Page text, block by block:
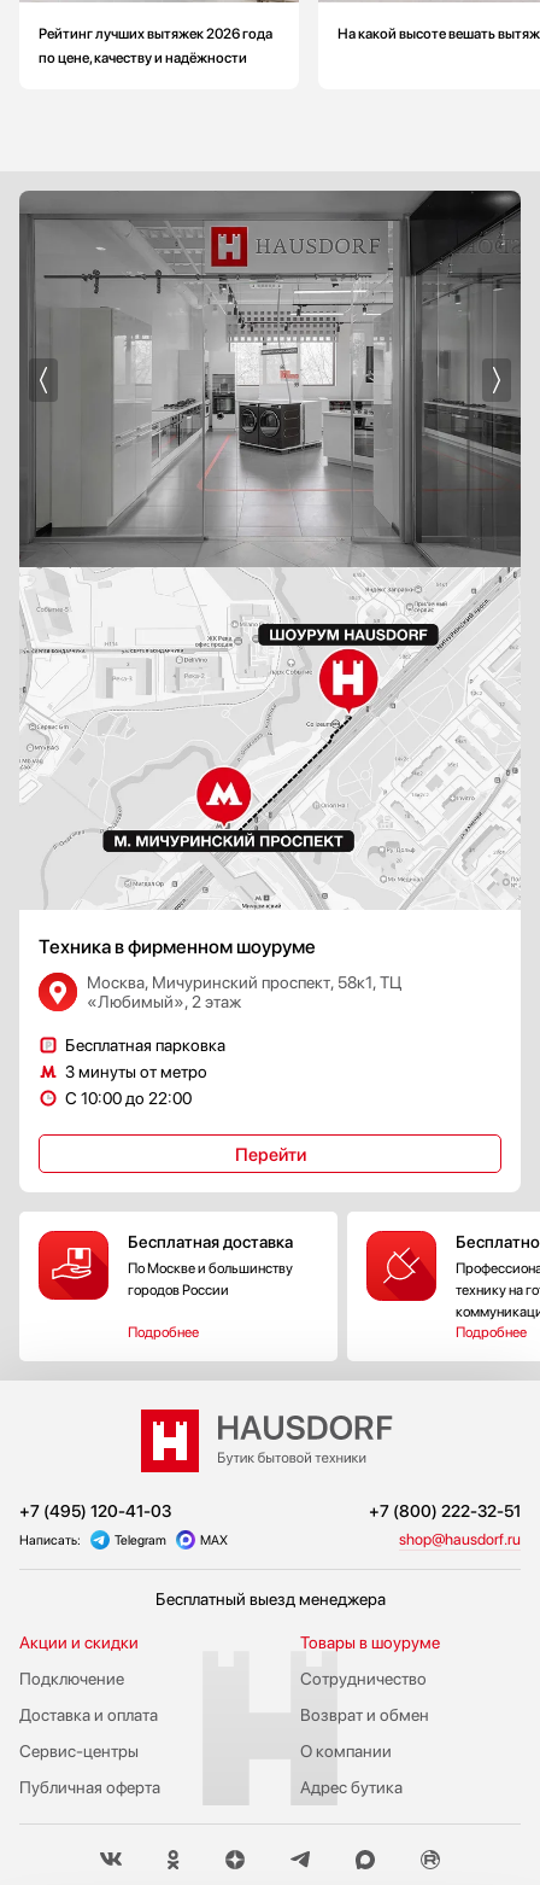
Рейтинг лучших вытяжек 2026 года
по цене, качеству и надёжности
На какой высоте вешать
Техника в фирменном шоуруме
Москва, Мичуринский проспект, 58к1, ТЦ
«Любимый», 2 этаж
Бесплатная парковка
3 минуты от метро
С 10:00 до 22:00
Перейти
Бесплатная доставка
По Москве и большинству
городов России
Подробнее
технику на
Подробнее
+7 (495) 120-41-03 +7 (800) 222-32-51
Написать: Telegram MAX shop@hausdorf.ru
Бесплатный выезд менеджера
Акции и скидки
Подключение
Публичная оферта
Сервис-центры
Доставка и оплата
Сотрудничество
Возврат и обмен
Товары в шоуруме
О компании
Адрес бутика